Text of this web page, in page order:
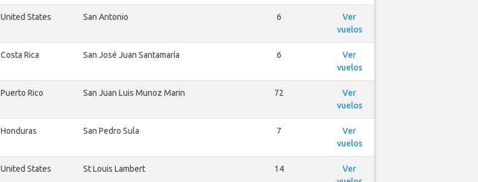
United States San Antonio 6
Ver
vuelos
Costa Rica San José Juan Santamaría 6
Ver
vuelos
Puerto Rico San Juan Luis Munoz Marin 72
Ver
vuelos
Honduras San Pedro Sula 7
Ver
vuelos
United States St Louis Lambert 14
Ver